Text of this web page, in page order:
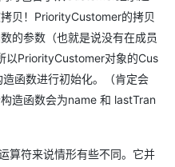
贝！PriorityCustomer的拷贝
的参数（也就是说没有在成员
以PriorityCustomer对象的Cus
函数进行初始化。（肯定会
造函数会为name 和 lastTran
算符来说情形有些不同。它并